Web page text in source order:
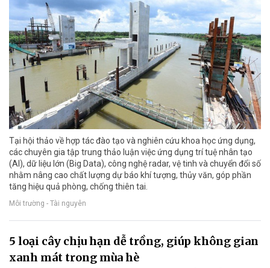
Tại hội thảo về hợp tác đào tạo và nghiên cứu khoa học ứng dụng,
các chuyên gia tập trung thảo luận việc ứng dụng trí tuệ nhân tạo
(AI), dữ liệu lớn (Big Data), công nghệ radar, vệ tinh và chuyển đổi số
nhằm nâng cao chất lượng dự báo khí tượng, thủy văn, góp phần
tăng hiệu quả phòng, chống thiên tai.
Môi trường - Tài nguyên
5 loại cây chịu hạn dễ trồng, giúp không gian
xanh mát trong mùa hè